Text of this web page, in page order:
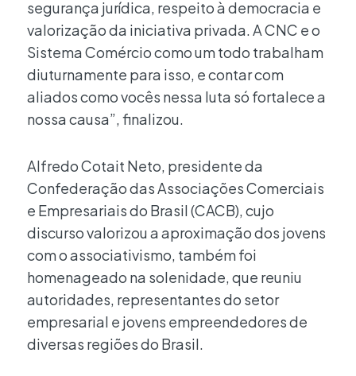
segurança jurídica, respeito à democracia e
valorização da iniciativa privada. A CNC e o
Sistema Comércio como um todo trabalham
diuturnamente para isso, e contar com
aliados como vocês nessa luta só fortalece a
nossa causa”, finalizou.
Alfredo Cotait Neto, presidente da
Confederação das Associações Comerciais
e Empresariais do Brasil (CACB), cujo
discurso valorizou a aproximação dos jovens
com o associativismo, também foi
homenageado na solenidade, que reuniu
autoridades, representantes do setor
empresarial e jovens empreendedores de
diversas regiões do Brasil.